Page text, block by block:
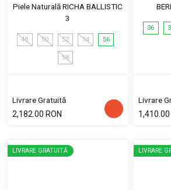
Piele Naturală RICHA BALLISTIC
3
48 50 52 54 56
58
Livrare Gratuită
2,182.00 RON
36
Livrare
1,410.00
LIVRARE GRATUITĂ LIVRARE